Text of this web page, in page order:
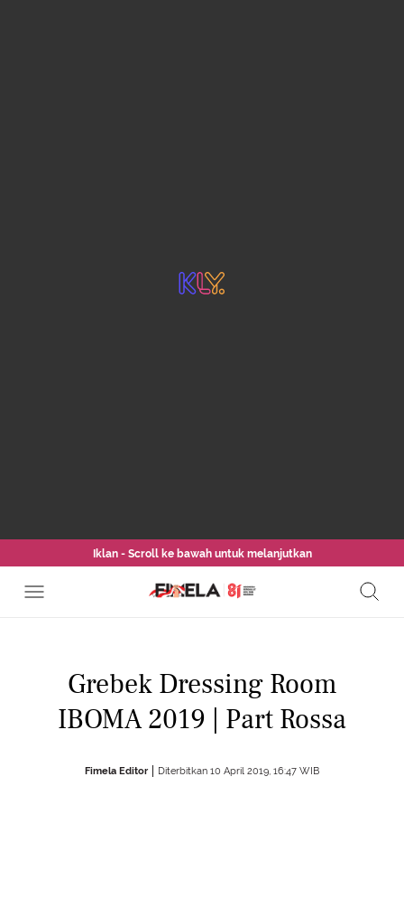
Iklan - Scroll ke bawah untuk melanjutkan
Grebek Dressing Room
IBOMA 2019 | Part Rossa
Fimela Editor Diterbitkan 10 April 2019, 16:47 WIB